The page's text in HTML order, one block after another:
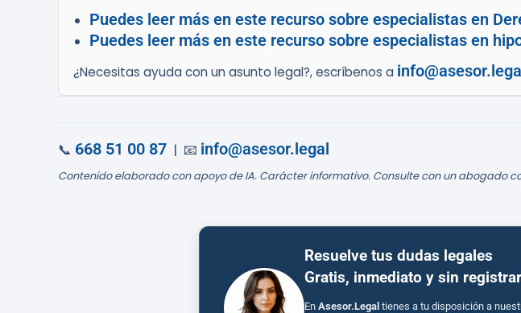
Puedes leer más en este recurso sobre especialistas en
Puedes leer más en este recurso sobre especialistas en
¿Necesitas ayuda con un asunto legal?, escríbenos a
📞 668 51 00 87 | 📧 info@asesor.legal
Contenido elaborado con apoyo de IA. Carácter informativo. Consulte con un abogado
Resuelve tus dudas legales
Gratis, inmediato y sin
En Asesor.Legal tienes a tu disposición a